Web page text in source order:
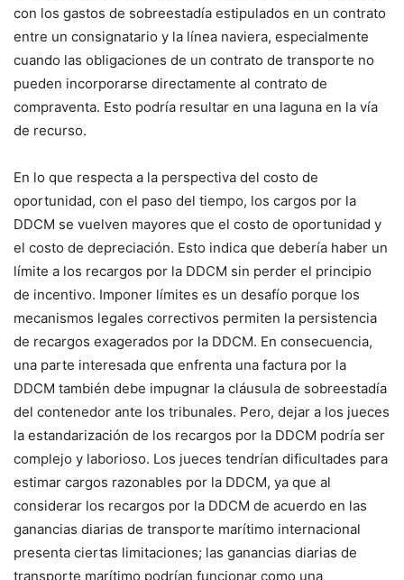
con los gastos de sobreestadía estipulados en un contrato
entre un consignatario y la línea naviera, especialmente
cuando las obligaciones de un contrato de transporte no
pueden incorporarse directamente al contrato de
compraventa. Esto podría resultar en una laguna en la vía
de recurso.
En lo que respecta a la perspectiva del costo de
oportunidad, con el paso del tiempo, los cargos por la
DDCM se vuelven mayores que el costo de oportunidad y
el costo de depreciación. Esto indica que debería haber un
límite a los recargos por la DDCM sin perder el principio
de incentivo. Imponer límites es un desafío porque los
mecanismos legales correctivos permiten la persistencia
de recargos exagerados por la DDCM. En consecuencia,
una parte interesada que enfrenta una factura por la
DDCM también debe impugnar la cláusula de sobreestadía
del contenedor ante los tribunales. Pero, dejar a los jueces
la estandarización de los recargos por la DDCM podría ser
complejo y laborioso. Los jueces tendrían dificultades para
estimar cargos razonables por la DDCM, ya que al
considerar los recargos por la DDCM de acuerdo en las
ganancias diarias de transporte marítimo internacional
presenta ciertas limitaciones; las ganancias diarias de
transporte marítimo podrían funcionar como una